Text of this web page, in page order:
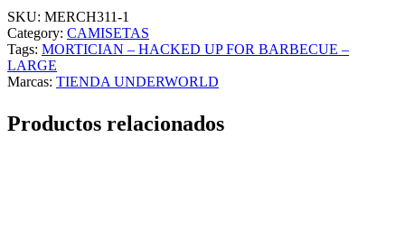
SKU: MERCH311-1
Category: CAMISETAS
Tags: MORTICIAN – HACKED UP FOR BARBECUE –
LARGE
Marcas: TIENDA UNDERWORLD
Productos relacionados